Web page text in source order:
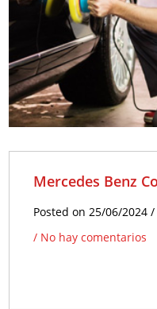
Mercedes Benz
Posted on 25/06/2024
/ No hay comentarios